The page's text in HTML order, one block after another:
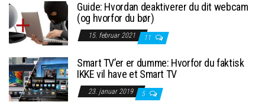
Guide: Hvordan deaktiverer du dit webcam
(og hvorfor du bør)
15. februar 2021 11
Smart TV’er er dumme: Hvorfor du faktisk
IKKE vil have et Smart TV
23. januar 2019 5